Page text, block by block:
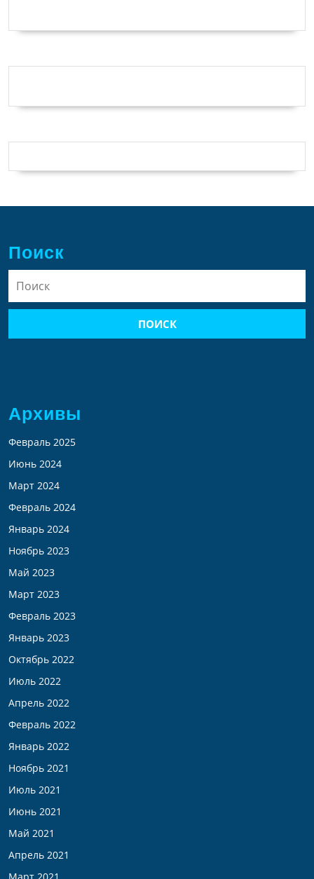
Поиск
Архивы
Февраль 2025
Июнь 2024
Март 2024
Февраль 2024
Январь 2024
Ноябрь 2023
Май 2023
Март 2023
Февраль 2023
Январь 2023
Октябрь 2022
Июль 2022
Апрель 2022
Февраль 2022
Январь 2022
Ноябрь 2021
Июль 2021
Июнь 2021
Май 2021
Апрель 2021